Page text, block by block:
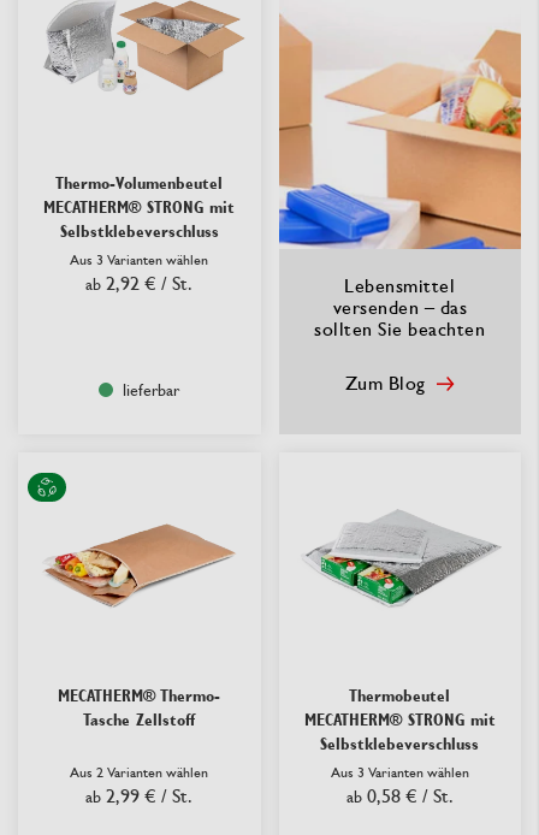
Thermo-Volumenbeutel
MECATHERM® STRONG mit
Selbstklebeverschluss
Aus 3 Varianten wählen
ab 2,92 € / St.
lieferbar
Lebensmittel
versenden – das
sollten Sie beachten
Zum Blog
MECATHERM® Thermo-
Tasche Zellstoff
Aus 2 Varianten wählen
ab 2,99 € / St.
Thermobeutel
MECATHERM® STRONG mit
Selbstklebeverschluss
Aus 3 Varianten wählen
ab 0,58 € / St.